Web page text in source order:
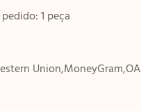
1 peça
Union,MoneyGram,OA